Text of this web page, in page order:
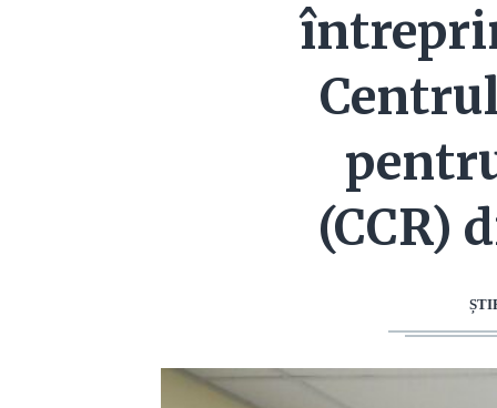
(CCR)